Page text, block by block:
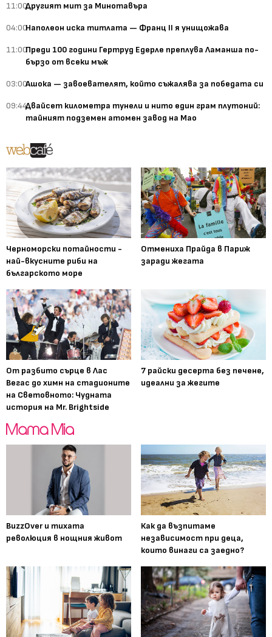
11:00Другият мит за Минотавъра
04:00Наполеон иска титлата — Франц II я унищожава
11:00Преди 100 години Гертруд Едерле преплува Ламанша по-
бързо от всеки мъж
03:00Ашока — завоевателят, който съжалява за победата си
09:44Двайсет километра тунели и нито един грам плутоний:
тайният подземен атомен завод на Мао
Черноморски потайности -
най-вкусните риби на
българското море
Отмениха Прайда в Париж
заради жегата
От разбито сърце в Лас
Вегас до химн на стадионите
на Световното: Чудната
история на Mr. Brightside
7 райски десерта без печене,
идеални за жегите
BuzzOver и тихата
революция в нощния живот
Как да възпитаме
независимост при деца,
които винаги са заедно?